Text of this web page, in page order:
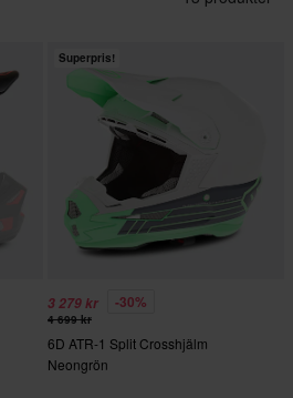
Superpris!
3 279 kr -30%
4 699 kr
6D ATR-1 Split Crosshjälm
Neongrön